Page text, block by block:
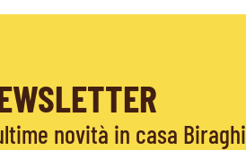
novità in casa Biraghi